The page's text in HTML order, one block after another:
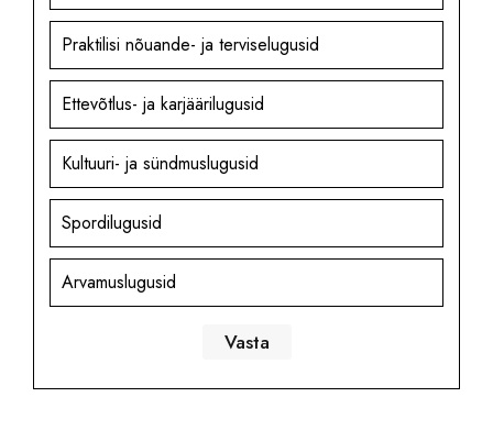
Praktilisi nõuande- ja terviselugusid
Ettevõtlus- ja karjäärilugusid
Kultuuri- ja sündmuslugusid
Spordilugusid
Arvamuslugusid